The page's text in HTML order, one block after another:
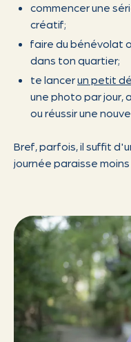
commencer une
créatif;
faire du bénévolat
dans ton quartier;
te lancerun petit
une photo par jour,
ou réussir une
Bref, parfois, il suffit
journée paraisse moins